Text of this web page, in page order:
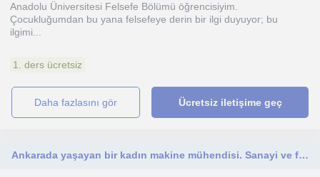
Anadolu Üniversitesi Felsefe Bölümü öğrencisiyim.
Çocukluğumdan bu yana felsefeye derin bir ilgi duyuyor; bu
ilgimi...
1. ders ücretsiz
daha fazlasını gör Ücretsiz iletişime geç
Ankarada yaşayan bir kadın makine mühendisi. Sanayi ve fabrikayla ilgili herşey.